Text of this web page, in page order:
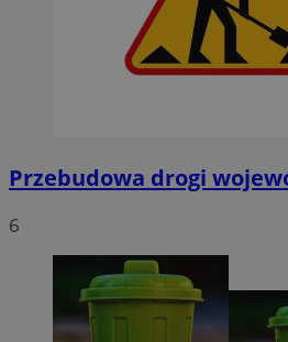
Przebudowa drogi
6